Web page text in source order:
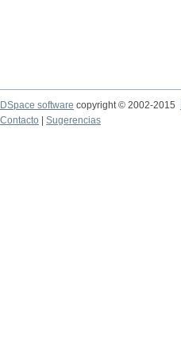
DSpace software copyright © 2002-2015
Contacto
Sugerencias